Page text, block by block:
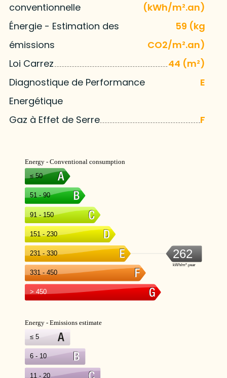
conventionnelle
(kWh/m².an)
Énergie - Estimation des
émissions
59 (kg
CO2/m².an)
Loi Carrez
44 (m²)
Diagnostique de Performance
Energétique
E
Gaz à Effet de Serre F